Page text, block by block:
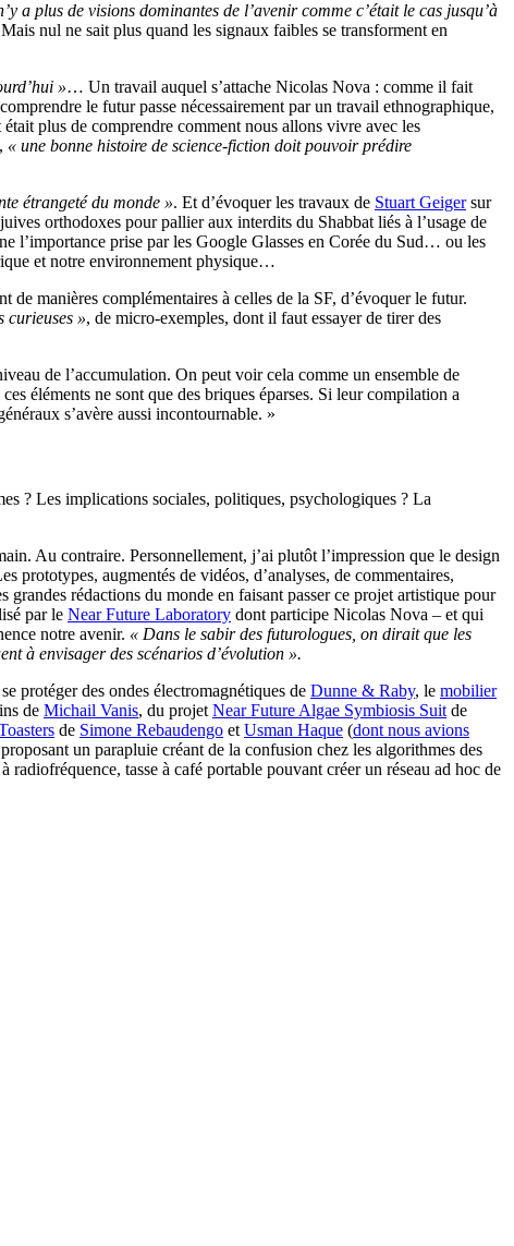
a plus de visions dominantes de l’avenir comme c’était le cas jusqu’à
nul ne sait plus quand les signaux faibles se transforment en
»… Un travail auquel s’attache Nicolas Nova : comme il fait
le futur passe nécessairement par un travail ethnographique,
plus de comprendre comment nous allons vivre avec les
« une bonne histoire de science-fiction doit pouvoir prédire
étrangeté du monde ». Et d’évoquer les travaux de Stuart Geigersur
orthodoxes pour pallier aux interdits du Shabbat liés à l’usage de
l’importance prise par les Google Glasses en Corée du Sud… ou les
et notre environnement physique…
manières complémentaires à celles de la SF, d’évoquer le futur.
curieuses », de micro-exemples, dont il faut essayer de tirer des
de l’accumulation. On peut voir cela comme un ensemble de
éléments ne sont que des briques éparses. Si leur compilation a
s’avère aussi incontournable. »
? Les implications sociales, politiques, psychologiques ? La
Au contraire. Personnellement, j’ai plutôt l’impression que le design
augmentés de vidéos, d’analyses, de commentaires,
grandes rédactions du monde en faisant passer ce projet artistique pour
par le Near Future Laboratory dont participe Nicolas Nova – et qui
notre avenir. « Dans le sabir des futurologues, on dirait que les
à envisager des scénarios d’évolution ».
protéger des ondes électromagnétiques de Dunne & Raby, le mobilier
de Michail Vanis, du projet Near Future Algae Symbiosis Suit de
de Simone Rebaudengo et Usman Haque (dont nous avions
proposant un parapluie créant de la confusion chez les algorithmes des
radiofréquence, tasse à café portable pouvant créer un réseau ad hoc de